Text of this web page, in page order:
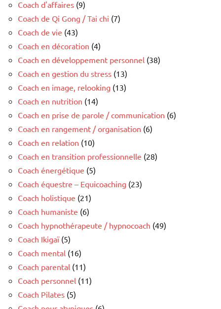
Coach d'affaires (9)
Coach de Qi Gong / Tai chi (7)
Coach de vie (43)
Coach en décoration (4)
Coach en développement personnel (38)
Coach en gestion du stress (13)
Coach en image, relooking (13)
Coach en nutrition (14)
Coach en prise de parole / communication (6)
Coach en rangement / organisation (6)
Coach en relation (10)
Coach en transition professionnelle (28)
Coach énergétique (5)
Coach équestre – Equicoaching (23)
Coach holistique (21)
Coach humaniste (6)
Coach hypnothérapeute / hypnocoach (49)
Coach Ikigaï(5)
Coach mental (16)
Coach parental (11)
Coach personnel (11)
Coach Pilates (5)